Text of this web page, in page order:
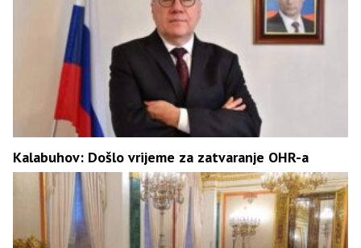
Kalabuhov: Došlo vrijeme za zatvaranje OHR-a